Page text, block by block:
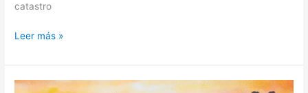
catastro
Leer más »
Presentan